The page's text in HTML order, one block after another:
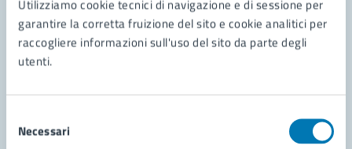
Utilizziamo cookie tecnici di navigazione e di sessione per
garantire la corretta fruizione del sito e cookie analitici per
raccogliere informazioni sull'uso del sito da parte degli
utenti.
delNecessari
Prenota appuntamento
Problemi in città